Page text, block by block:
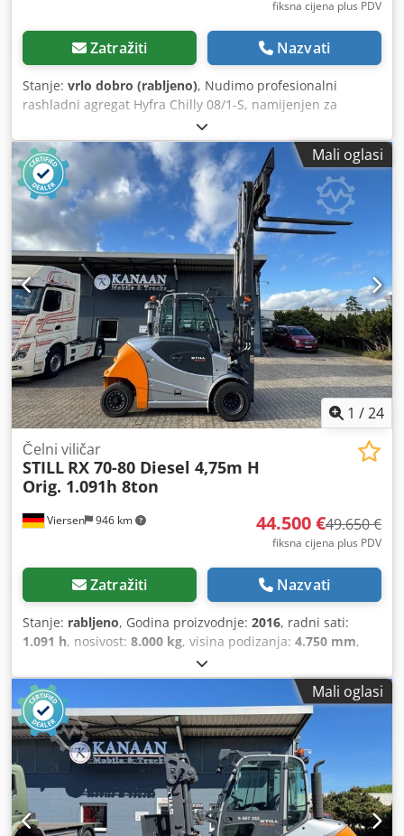
fiksna cijena plus PDV
Zatražiti Nazvati
Stanje: vrlo dobro (rabljeno), Nudimo profesionalni
rashladni agregat Hyfra Chilly 08/1-S, namijenjen za
hlađenje strojeva, industrijske opreme, lasera, strojeva za
zavarivanje i drugih sustava kojima je potrebna stabilna
temperatura tekućine. Uređaj je u potpunosti
funkcionalan, testiran i spreman za rad. Tijekom testiranja
postiže temperaturu od 8,3°C, što potvrđuje ispravan rad
rashladnog sustava (vidljivo na fotografiji). Tehnički podaci:
* Proizvođač: Hyfra GmbH * Model: Chilly 08/1-S * Godina
proizvodnje: 2006 * Rashladna snaga: 890 W (pri 37°C) *
Rashladno sredstvo: R407C * Količina rashladnog sredstva:
0,67 kg * Napajanje: 230 V / 50 Hz * Maksimalna struja:
5,10 A * Priključna snaga: 1,20 kW * Maksimalni radni tlak:
29,5 bara * Maksimalna temperatura okoline: +42°C *
Masa uređaja: 49 kg * Masa s napunjenom vodom: 67 kg
Stanje: * Korišteno. Dedpfx Aozmdtfek Uock * Tehnički
ispravno. * Normalni tragovi korištenja vidljivi na kućištu. *
Opremljen vodnim filtrom, indikatorom razine tekućine,
manometrom i brzim spojnicama. Idealan je za
industrijsku upotrebu, laboratorije i za sve one primjene
gdje je potrebno učinkovito i pouzdano hlađenje kruga
vode.
Mali oglasi
1 /24
Viersen 946 km
Čelni viličar
STILL RX 70-80 Diesel 4,75m H
Orig. 1.091h 8ton
44.500 €49.650 €
fiksna cijena plus PDV
Zatražiti Nazvati
Stanje: rabljeno, Godina proizvodnje: 2016, radni sati:
1.091 h, nosivost: 8.000 kg, visina podizanja: 4.750 mm,
, građevinska visina:
prijenosa:automatski, Oprema:kabina,
Mali oglasi